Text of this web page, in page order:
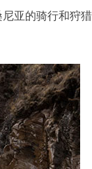
亚的骑行和狩